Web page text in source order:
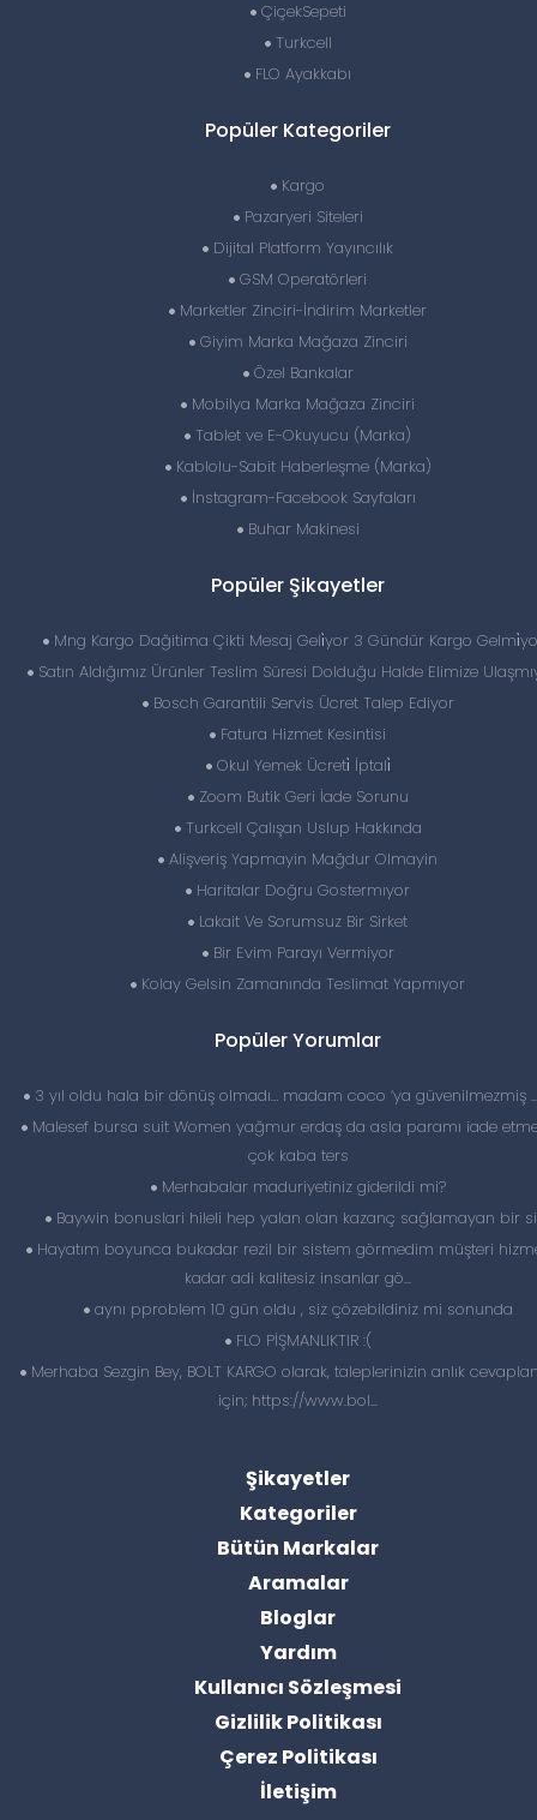
ÇiçekSepeti
Turkcell
FLO Ayakkabı
Popüler Kategoriler
Kargo
Pazaryeri Siteleri
Dijital Platform Yayıncılık
GSM Operatörleri
Marketler Zinciri-İndirim Marketler
Giyim Marka Mağaza Zinciri
Özel Bankalar
Mobilya Marka Mağaza Zinciri
Tablet ve E-Okuyucu (Marka)
Kablolu-Sabit Haberleşme (Marka)
İnstagram-Facebook Sayfaları
Buhar Makinesi
Popüler Şikayetler
Mng Kargo Dağitima Çikti Mesaj Geli̇yor 3 Gündür Kargo
Satın Aldığımız Ürünler Teslim Süresi Dolduğu Halde Elimize
Bosch Garantili Servis Ücret Talep Ediyor
Fatura Hizmet Kesintisi
Okul Yemek Ücreti̇ İptali̇
Zoom Butik Geri İade Sorunu
Turkcell Çalışan Uslup Hakkında
Alişveriş Yapmayin Mağdur Olmayin
Haritalar Doğru Gostermıyor
Lakait Ve Sorumsuz Bir Sirket
Bir Evim Parayı Vermiyor
Kolay Gelsin Zamanında Teslimat Yapmıyor
Popüler Yorumlar
3 yıl oldu hala bir dönüş olmadı… madam coco ‘ya güvenilmezmiş
Malesef bursa suit Women yağmur erdaş da asla paramı iade
çok kaba ters
Merhabalar maduriyetiniz giderildi mi?
Baywin bonuslari hileli hep yalan olan kazanç sağlamayan bir
Hayatım boyunca bukadar rezil bir sistem görmedim müşteri
kadar adi kalitesiz insanlar gö...
aynı pproblem 10 gün oldu , siz çözebildiniz mi sonunda
FLO PİŞMANLIKTIR :(
Merhaba Sezgin Bey, BOLT KARGO olarak, taleplerinizin anlık
için; https://www.bol...
Şikayetler
Kategoriler
Bütün Markalar
Aramalar
Bloglar
Yardım
Kullanıcı Sözleşmesi
Gizlilik Politikası
Çerez Politikası
İletişim